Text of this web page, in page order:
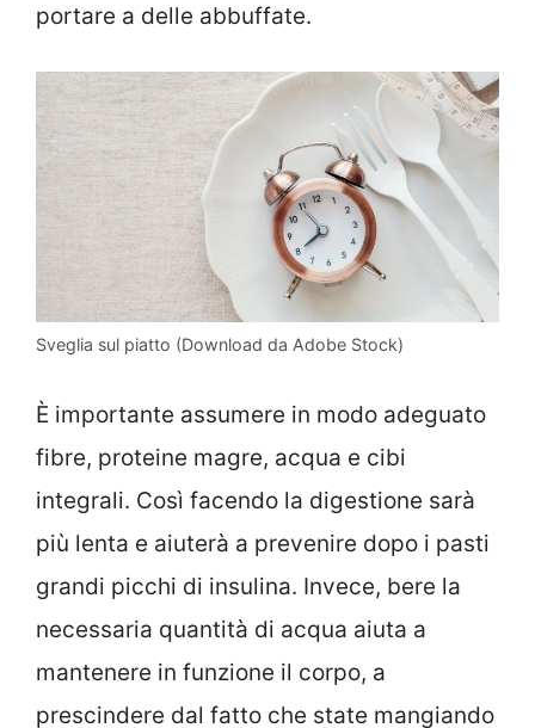
portare a delle abbuffate.
Sveglia sul piatto (Download da Adobe Stock)
È importante assumere in modo adeguato
fibre, proteine magre, acqua e cibi
integrali. Così facendo la digestione sarà
più lenta e aiuterà a prevenire dopo i pasti
grandi picchi di insulina. Invece, bere la
necessaria quantità di acqua aiuta a
mantenere in funzione il corpo, a
prescindere dal fatto che state mangiando